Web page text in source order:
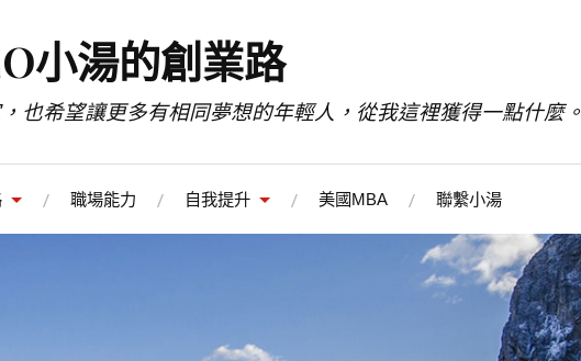
小湯的創業路
也希望讓更多有相同夢想的年輕人，從我這裡獲得一點什麼。
職場能力 自我提升 美國MBA 聯繫小湯